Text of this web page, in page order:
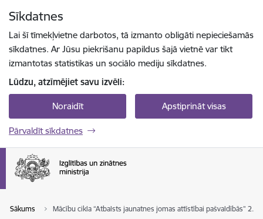
Sīkdatnes
Lai šī tīmekļvietne darbotos, tā izmanto obligāti nepieciešamās
sīkdatnes. Ar Jūsu piekrišanu papildus šajā vietnē var tikt
izmantotas statistikas un sociālo mediju sīkdatnes.
Lūdzu, atzīmējiet savu izvēli:
Noraidīt Apstiprināt visas
Pārvaldīt sīkdatnes
Sākums Mācību cikla “Atbalsts jaunatnes jomas attīstībai pašvaldībās” 2.